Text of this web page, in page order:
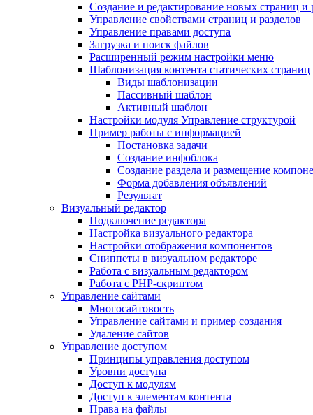
Создание и редактирование новых страниц и
Управление свойствами страниц и разделов
Управление правами доступа
Загрузка и поиск файлов
Расширенный режим настройки меню
Шаблонизация контента статических страниц
Виды шаблонизации
Пассивный шаблон
Активный шаблон
Настройки модуля Управление структурой
Пример работы с информацией
Постановка задачи
Создание инфоблока
Создание раздела и размещение
Форма добавления объявлений
Результат
Визуальный редактор
Подключение редактора
Настройка визуального редактора
Настройки отображения компонентов
Сниппеты в визуальном редакторе
Работа с визуальным редактором
Работа с PHP-скриптом
Управление сайтами
Многосайтовость
Управление сайтами и пример создания
Удаление сайтов
Управление доступом
Принципы управления доступом
Уровни доступа
Доступ к модулям
Доступ к элементам контента
Права на файлы